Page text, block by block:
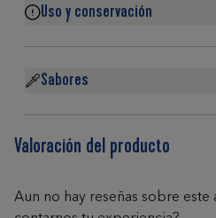
Uso y conservación
Sabores
Valoración del producto
Aun no hay reseñas sobre